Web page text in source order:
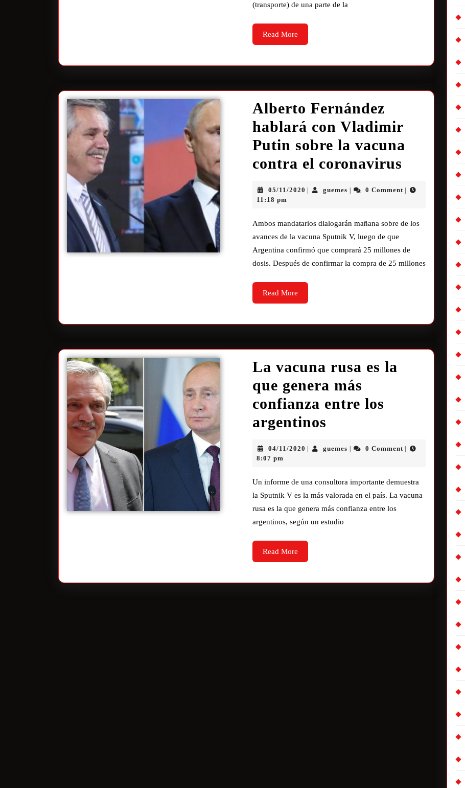
(transporte) de una parte de la
Read More
Alberto Fernández
hablará con Vladimir
Putin sobre la vacuna
contra el coronavirus
05/11/2020 guemes 0 Comment
11:18 pm
Ambos mandatarios dialogarán mañana sobre de los
avances de la vacuna Sputnik V, luego de que
Argentina confirmó que comprará 25 millones de
dosis. Después de confirmar la compra de 25 millones
Read More
La vacuna rusa es la
que genera más
confianza entre los
argentinos
04/11/2020 guemes 0 Comment
8:07 pm
Un informe de una consultora importante demuestra
la Sputnik V es la más valorada en el país. La vacuna
rusa es la que genera más confianza entre los
argentinos, según un estudio
Read More